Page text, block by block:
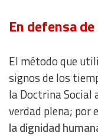
En defensa
El método que
signos de los
la Doctrina Social
verdad plena; por
la dignidad